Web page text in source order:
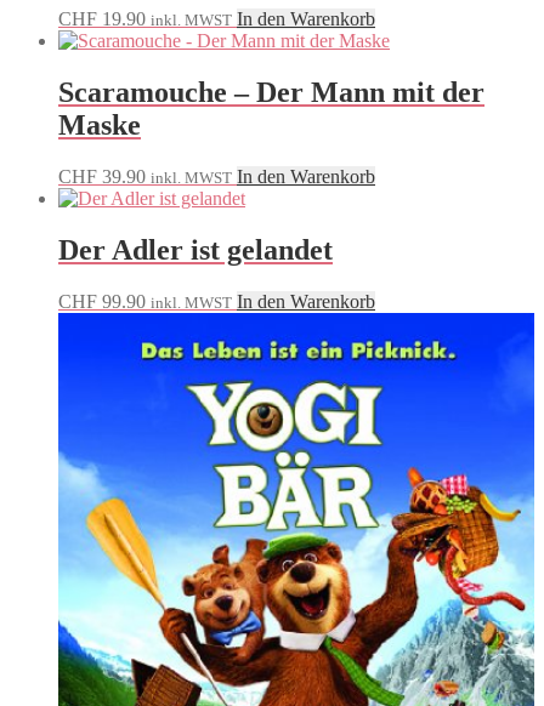
CHF 19.90 inkl. MWST In den Warenkorb
Scaramouche – Der Mann mit der
Maske
CHF 39.90 inkl. MWST In den Warenkorb
Der Adler ist gelandet
CHF 99.90 inkl. MWST In den Warenkorb